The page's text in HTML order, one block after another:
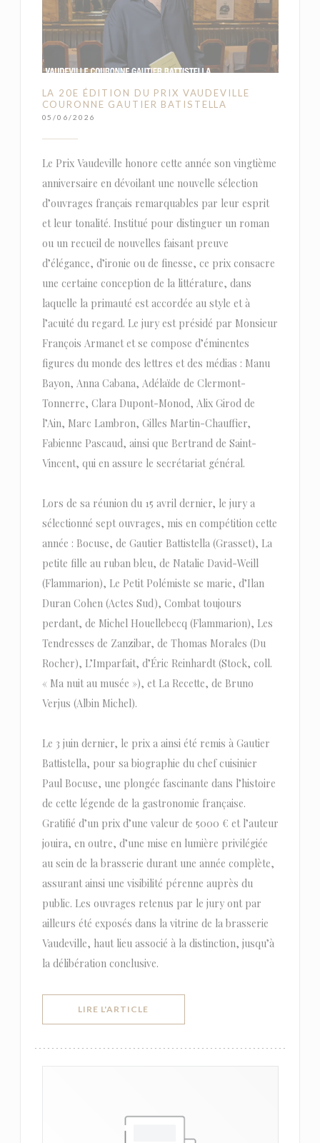
LA 20E ÉDITION DU PRIX VAUDEVILLE
COURONNE GAUTIER BATISTELLA
05/06/2026
Le Prix Vaudeville honore cette année son vingtième
anniversaire en dévoilant une nouvelle sélection
d’ouvrages français remarquables par leur esprit
et leur tonalité. Institué pour distinguer un roman
ou un recueil de nouvelles faisant preuve
d’élégance, d’ironie ou de finesse, ce prix consacre
une certaine conception de la littérature, dans
laquelle la primauté est accordée au style et à
l’acuité du regard. Le jury est présidé par Monsieur
François Armanet et se compose d’éminentes
figures du monde des lettres et des médias : Manu
Bayon, Anna Cabana, Adélaïde de Clermont-
Tonnerre, Clara Dupont-Monod, Alix Girod de
l’Ain, Marc Lambron, Gilles Martin-Chauffier,
Fabienne Pascaud, ainsi que Bertrand de Saint-
Vincent, qui en assure le secrétariat général.
Lors de sa réunion du 15 avril dernier, le jury a
sélectionné sept ouvrages, mis en compétition cette
année : Bocuse, de Gautier Battistella (Grasset), La
petite fille au ruban bleu, de Natalie David-Weill
(Flammarion), Le Petit Polémiste se marie, d’Ilan
Duran Cohen (Actes Sud), Combat toujours
perdant, de Michel Houellebecq (Flammarion), Les
Tendresses de Zanzibar, de Thomas Morales (Du
Rocher), L’Imparfait, d’Éric Reinhardt (Stock, coll.
« Ma nuit au musée »), et La Recette, de Bruno
Verjus (Albin Michel).
Le 3 juin dernier, le prix a ainsi été remis à Gautier
Battistella, pour sa biographie du chef cuisinier
Paul Bocuse, une plongée fascinante dans l’histoire
de cette légende de la gastronomie française.
Gratifié d’un prix d’une valeur de 5000 € et l’auteur
jouira, en outre, d’une mise en lumière privilégiée
au sein de la brasserie durant une année complète,
assurant ainsi une visibilité pérenne auprès du
public. Les ouvrages retenus par le jury ont par
ailleurs été exposés dans la vitrine de la brasserie
Vaudeville, haut lieu associé à la distinction, jusqu’à
la délibération conclusive.
LIRE L'ARTICLE